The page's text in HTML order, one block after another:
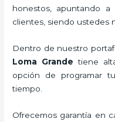
honestos, apuntando
clientes, siendo ustedes
Dentro de nuestro
Loma Grande tiene
opción de programar
tiempo.
Ofrecemos garantía en